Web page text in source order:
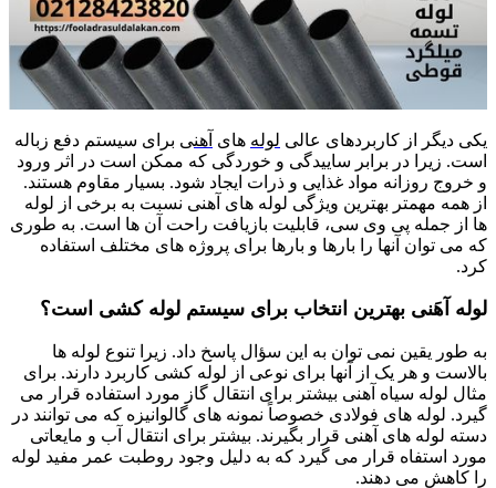
یکی دیگر از کاربردهای عالی لوله های آهنی برای سیستم دفع زباله
است. زیرا در برابر ساییدگی و خوردگی که ممکن است در اثر ورود
و خروج روزانه مواد غذایی و ذرات ایجاد شود. بسیار مقاوم هستند.
از همه مهمتر بهترین ویژگی لوله های آهنی نسبت به برخی از لوله
ها از جمله پی وی سی، قابلیت بازیافت راحت آن ها است. به طوری
که می توان آنها را بارها و بارها برای پروژه های مختلف استفاده
کرد.
لوله آهَنی بهترین انتخاب برای سیستم لوله کشی است؟
به طور یقین نمی توان به این سؤال پاسخ داد. زیرا تنوع لوله ها
بالاست و هر یک از آنها برای نوعی از لوله کشی کاربرد دارند. برای
مثال لوله سیاه آهنی بیشتر برای انتقال گاز مورد استفاده قرار می
گیرد. لوله های فولادی خصوصاً نمونه های گالوانیزه که می توانند در
دسته لوله های آهنی قرار بگیرند. بیشتر برای انتقال آب و مایعاتی
مورد استفاه قرار می گیرد که به دلیل وجود روطبت عمر مفید لوله
را کاهش می دهند.